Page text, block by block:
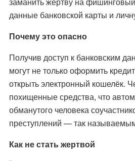
данные банковской карты и
Почему это опасно
Получив доступ к банковским
могут не только оформить
открыть электронный кошелёк.
похищенные средства, что
обманутого человека
преступлений — так
Как не стать жертвой